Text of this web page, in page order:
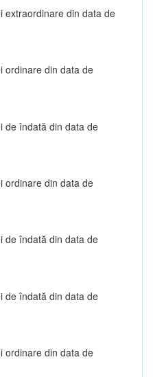
extraordinare din data de
ordinare din data de
de îndată din data de
ordinare din data de
de îndată din data de
de îndată din data de
ordinare din data de